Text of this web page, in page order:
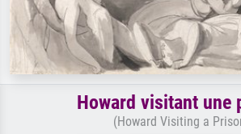
Howard visitant une
(Howard Visiting a